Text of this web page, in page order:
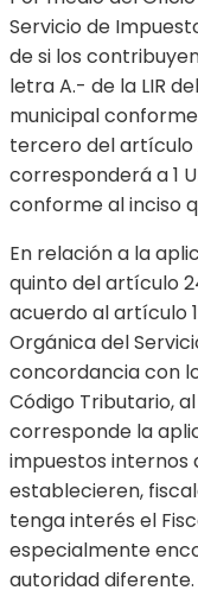
Servicio de
de si los
letra A.- de la LIR
municipal
tercero del artículo
corresponderá a 1
conforme al inciso
En relación a la
quinto del artículo
acuerdo al artículo
Orgánica del
concordancia con
Código Tributario,
corresponde la
impuestos internos
establecieren,
tenga interés el
especialmente
autoridad diferente.